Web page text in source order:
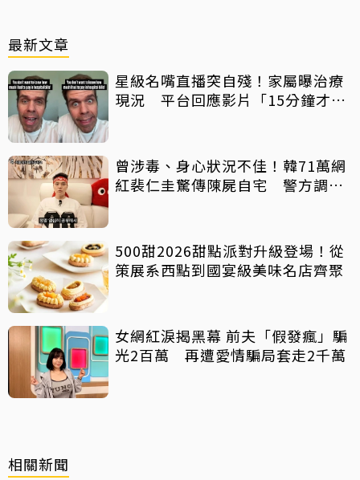
最新文章
星級名嘴直播突自殘！家屬曝治療
現況 平台回應影片「15分鐘才下
曾涉毒、身心狀況不佳！韓71萬網
紅裴仁圭驚傳陳屍自宅 警方調查
500甜2026甜點派對升級登場！從
策展系西點到國宴級美味名店齊聚
女網紅淚揭黑幕 前夫「假發瘋」騙
光2百萬 再遭愛情騙局套走2千萬
相關新聞